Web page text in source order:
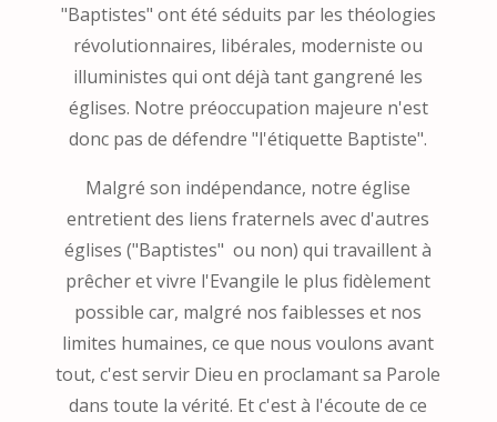
"Baptistes" ont été séduits par les théologies
révolutionnaires, libérales, moderniste ou
illuministes qui ont déjà tant gangrené les
églises. Notre préoccupation majeure n'est
donc pas de défendre "l'étiquette Baptiste".
Malgré son indépendance, notre église
entretient des liens fraternels avec d'autres
églises ("Baptistes" ou non) qui travaillent à
prêcher et vivre l'Evangile le plus fidèlement
possible car, malgré nos faiblesses et nos
limites humaines, ce que nous voulons avant
tout, c'est servir Dieu en proclamant sa Parole
dans toute la vérité. Et c'est à l'écoute de ce